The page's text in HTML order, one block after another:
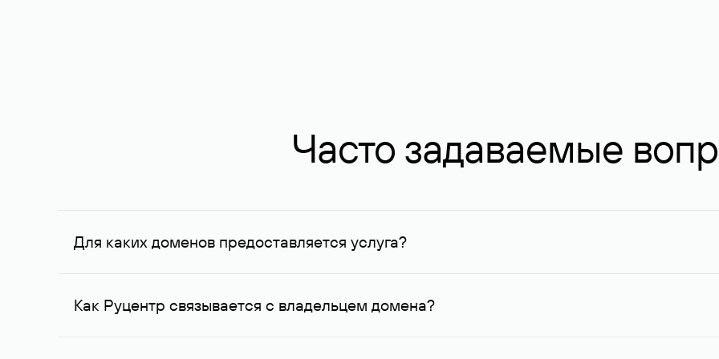
Часто задаваемые
Для каких доменов предоставляется услуга?
Услуга доступна для доменов, зарегистрированных в Руцентре и у других регистраторов. Для доменов,
Как Руцентр связывается с владельцем домена?
Для связи с владельцем домена используются его контактные данные, доступные Руцентру.